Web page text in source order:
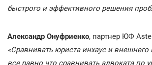
быстрого и эффективного решения
Александр Онуфриенко, партнер ЮФ
«Сравнивать юриста инхаус и внешнего
все равно что сравнивать адвоката по